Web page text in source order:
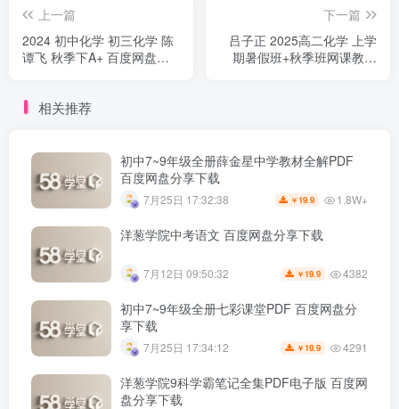
上一篇
2024 初中化学 初三化学 陈
谭飞 秋季下A+ 百度网盘下
下一篇
吕子正 2025高二化学 上学
期暑假班+秋季班网课教程
相关推荐
初中7~9年级全册薛金星中学教材全解PDF
百度网盘分享下载
7月25日 17:32:38 ￥ 19.9 1.8W+
洋葱学院中考语文 百度网盘分享下载
7月12日 09:50:32 ￥ 19.9 4382
初中7~9年级全册七彩课堂PDF 百度网盘分
享下载
7月25日 17:34:12 ￥ 19.9 4291
洋葱学院9科学霸笔记全集PDF电子版 百度网
盘分享下载